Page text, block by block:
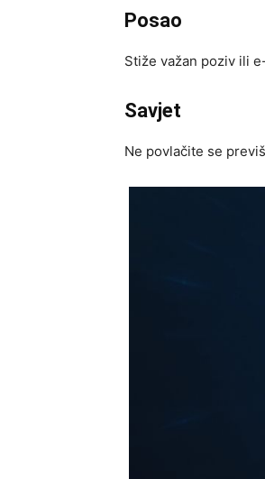
Posao
Stiže važan poziv ili
Savjet
Ne povlačite se